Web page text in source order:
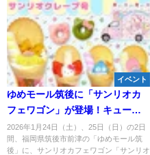
イベント
ゆめモール筑後に「サンリオカ
フェワゴン」が登場！キュート
なスイーツやオリジナルグッズ
を販売
2026年1月24日（土）、25日（日）の2日
間、福岡県筑後市前津の「ゆめモール筑
後」に、サンリオカフェワゴン「サンリオ